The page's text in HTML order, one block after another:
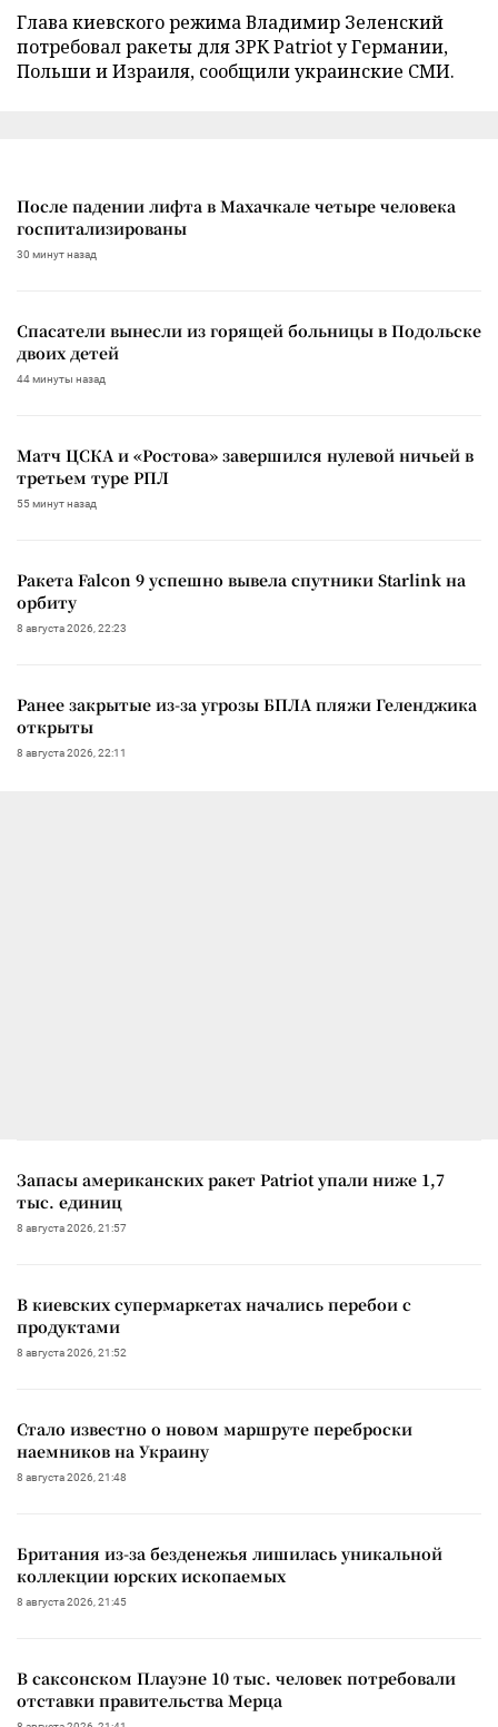
Глава киевского режима Владимир Зеленский
потребовал ракеты для ЗРК Patriot у Германии,
Польши и Израиля, сообщили украинские СМИ.
После падении лифта в Махачкале четыре человека
госпитализированы
30 минут назад
Спасатели вынесли из горящей больницы в Подольске
двоих детей
44 минуты назад
Матч ЦСКА и «Ростова» завершился нулевой ничьей в
третьем туре РПЛ
55 минут назад
Ракета Falcon 9 успешно вывела спутники Starlink на
орбиту
8 августа 2026, 22:23
Ранее закрытые из-за угрозы БПЛА пляжи Геленджика
открыты
8 августа 2026, 22:11
Запасы американских ракет Patriot упали ниже 1,7
тыс. единиц
8 августа 2026, 21:57
В киевских супермаркетах начались перебои с
продуктами
8 августа 2026, 21:52
Стало известно о новом маршруте переброски
наемников на Украину
8 августа 2026, 21:48
Британия из-за безденежья лишилась уникальной
коллекции юрских ископаемых
8 августа 2026, 21:45
В саксонском Плауэне 10 тыс. человек потребовали
отставки правительства Мерца